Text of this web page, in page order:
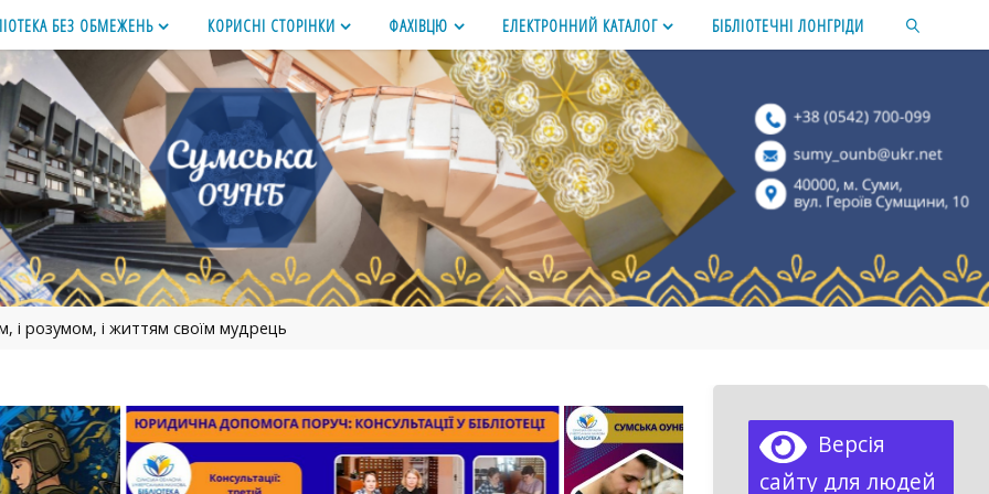
БЕЗ ОБМЕЖЕНЬ КОРИСНІ СТОРІНКИ ФАХІВЦЮ ЕЛЕКТРОННИЙ КАТАЛОГ БІБЛІОТЕЧНІ ЛОНГРІДИ
і розумом, і життям своїм мудрець
Версія
сайту для людей